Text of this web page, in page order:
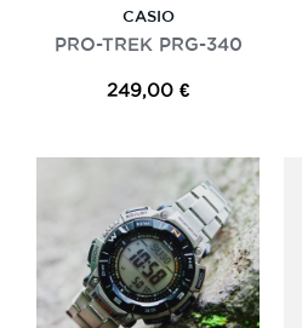
CASIO
PRO-TREK PRG-340
249,00 €